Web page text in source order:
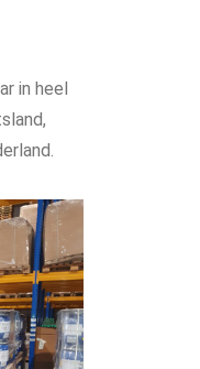
in heel